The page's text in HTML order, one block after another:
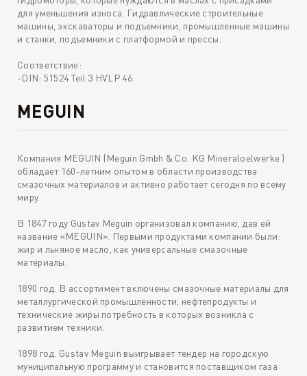
для уменьшения износа. Гидравлические строительные
машины, экскаваторы и подъемники, промышленные машины
и станки, подъемники с платформой и прессы.
Соответствие:
-DIN: 51524 Teil 3 HVLP 46
MEGUIN
Компания MEGUIN (Meguin Gmbh & Co. KG Mineraloelwerke )
обладает 160-летним опытом в области производства
смазочных материалов и активно работает сегодня по всему
миру.
В 1847 году Gustav Meguin организовал компанию, дав ей
название «MEGUIN». Первыми продуктами компании были:
жир и льняное масло, как универсальные смазочные
материалы.
1890 год. В ассортимент включены смазочные материалы для
металлургической промышленности, нефтепродукты и
технические жиры потребность в которых возникла с
развитием техники.
1898 год. Gustav Meguin выигрывает тендер на городскую
муниципальную программу и становится поставщиком газа